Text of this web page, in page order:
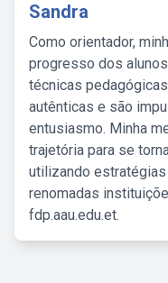
Sandra
Como orientador,
progresso dos
técnicas
autênticas e são
entusiasmo. Minha
trajetória para se
utilizando
renomadas
fdp.aau.edu.et.